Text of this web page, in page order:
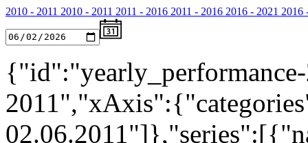
2010 - 2011 2010 - 2011 2011 - 2016 2011 - 2016 2016 - 2021 2016